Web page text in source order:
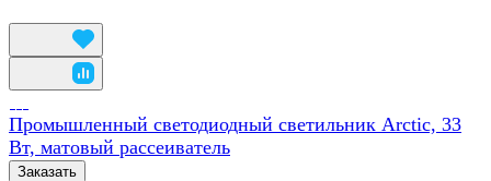
Промышленный светодиодный светильник Arctic, 33
Вт, матовый рассеиватель
Заказать